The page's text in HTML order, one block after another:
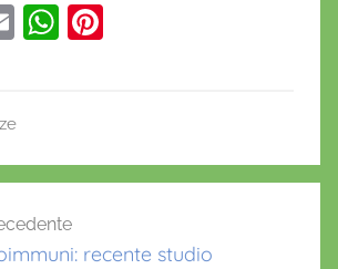
E
l
W
A
p
st
recente studio